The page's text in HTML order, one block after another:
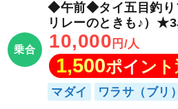
乗合
◆午前◆タイ五目釣り
リレーのときも♪）
10,000 円/人
1,500ポイント
マダイ ワラサ（ブリ）